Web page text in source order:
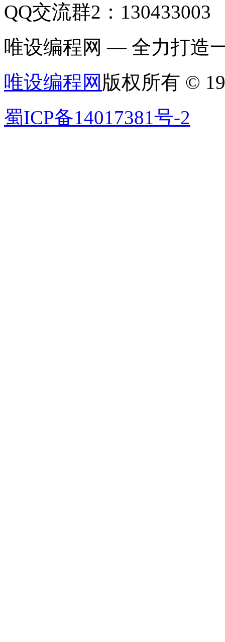
QQ交流群2：130433003
唯设编程网 — 全力打造
唯设编程网 版权所有 ©
蜀ICP备14017381号-2